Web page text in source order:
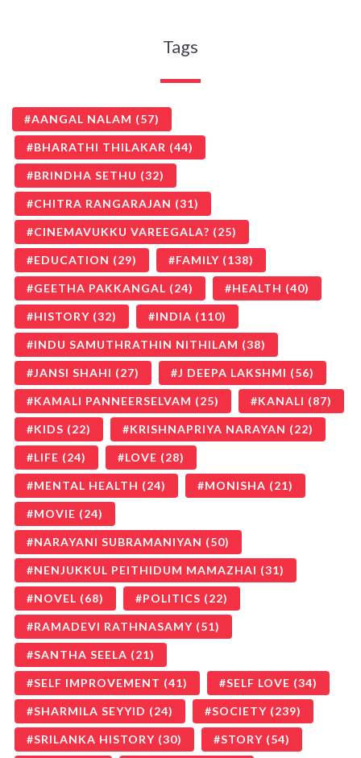
Tags
AANGAL NALAM (57)
BHARATHI THILAKAR (44)
BRINDHA SETHU (32)
CHITRA RANGARAJAN (31)
CINEMAVUKKU VAREEGALA? (25)
EDUCATION (29) FAMILY (138)
GEETHA PAKKANGAL (24) HEALTH (40)
HISTORY (32) INDIA (110)
INDU SAMUTHRATHIN NITHILAM (38)
JANSI SHAHI (27) J DEEPA LAKSHMI (56)
KAMALI PANNEERSELVAM (25) KANALI (87)
KIDS (22) KRISHNAPRIYA NARAYAN (22)
LIFE (24) LOVE (28)
MENTAL HEALTH (24) MONISHA (21)
MOVIE (24)
NARAYANI SUBRAMANIYAN (50)
NENJUKKUL PEITHIDUM MAMAZHAI (31)
NOVEL (68) POLITICS (22)
RAMADEVI RATHNASAMY (51)
SANTHA SEELA (21)
SELF IMPROVEMENT (41) SELF LOVE (34)
SHARMILA SEYYID (24) SOCIETY (239)
SRILANKA HISTORY (30) STORY (54)